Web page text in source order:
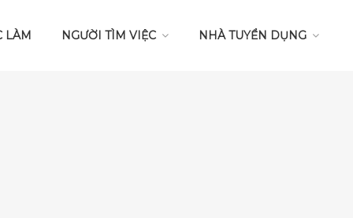
LÀM NGƯỜI TÌM VIỆC NHÀ TUYỂN DỤNG